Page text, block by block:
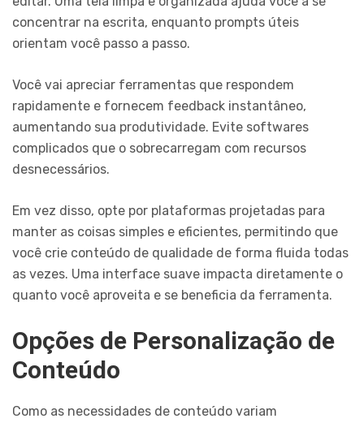
concentrar na escrita, enquanto prompts úteis
orientam você passo a passo.
Você vai apreciar ferramentas que respondem
rapidamente e fornecem feedback instantâneo,
aumentando sua produtividade. Evite softwares
complicados que o sobrecarregam com recursos
desnecessários.
Em vez disso, opte por plataformas projetadas para
manter as coisas simples e eficientes, permitindo que
você crie conteúdo de qualidade de forma fluida todas
as vezes. Uma interface suave impacta diretamente o
quanto você aproveita e se beneficia da ferramenta.
Opções de Personalização de
Conteúdo
Como as necessidades de conteúdo variam